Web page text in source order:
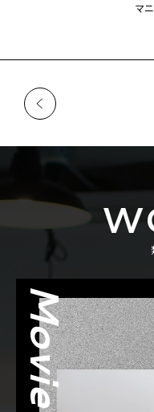
マ
Movie